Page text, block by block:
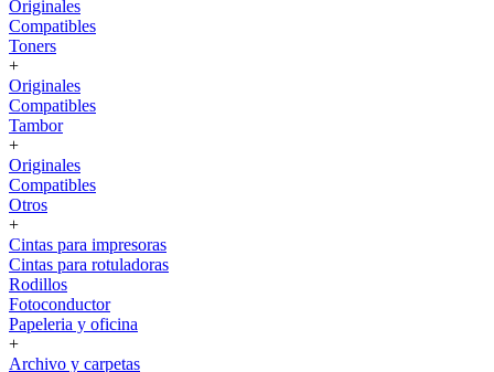
Originales
Compatibles
Toners
+
Originales
Compatibles
Tambor
+
Originales
Compatibles
Otros
+
Cintas para impresoras
Cintas para rotuladoras
Rodillos
Fotoconductor
Papeleria y oficina
+
Archivo y carpetas